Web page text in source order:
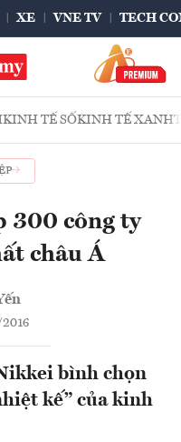
XE VNE TV TECH
KINH TẾ SỐKINH TẾ XANH
300 công ty
châu Á
bình chọn
kế” của kinh